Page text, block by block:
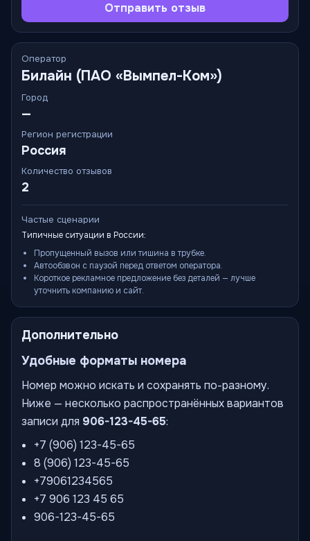
Отправить отзыв
Оператор
Билайн (ПАО «Вымпел-Ком»)
Город
—
Регион регистрации
Россия
Количество отзывов
2
Частые сценарии
Типичные ситуации в России:
Пропущенный вызов или тишина в трубке.
Автообзвон с паузой перед ответом оператора.
Короткое рекламное предложение без деталей — лучше
уточнить компанию и сайт.
Дополнительно
Удобные форматы номера
Номер можно искать и сохранять по-разному.
Ниже — несколько распространённых вариантов
записи для 906-123-45-65:
+7 (906) 123-45-65
8 (906) 123-45-65
+79061234565
+7 906 123 45 65
906-123-45-65